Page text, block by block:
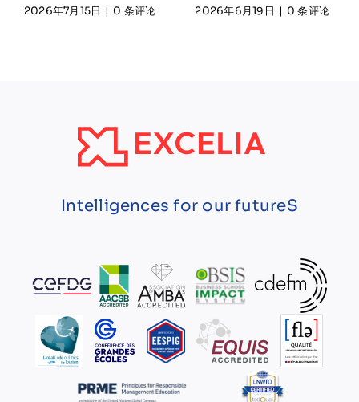
2026年7月15日 | 0 条评论 2026年6月19日 | 0 条评论
Intelligences for our futureS